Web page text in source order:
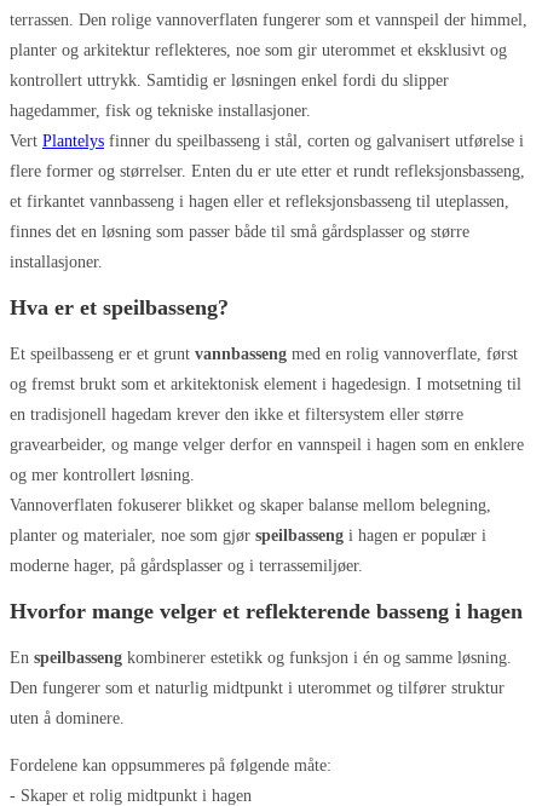
Alternativene
kan
velges
på
produktsiden
terrassen. Den rolige vannoverflaten fungerer som et vannspeil der himmel,
planter og arkitektur reflekteres, noe som gir uterommet et eksklusivt og
kontrollert uttrykk. Samtidig er løsningen enkel fordi du slipper
hagedammer, fisk og tekniske installasjoner.
Vert Plantelys finner du speilbasseng i stål, corten og galvanisert utførelse i
flere former og størrelser. Enten du er ute etter et rundt refleksjonsbasseng,
et firkantet vannbasseng i hagen eller et refleksjonsbasseng til uteplassen,
finnes det en løsning som passer både til små gårdsplasser og større
installasjoner.
Hva er et speilbasseng?
Et speilbasseng er et grunt vannbasseng med en rolig vannoverflate, først
og fremst brukt som et arkitektonisk element i hagedesign. I motsetning til
en tradisjonell hagedam krever den ikke et filtersystem eller større
gravearbeider, og mange velger derfor en vannspeil i hagen som en enklere
og mer kontrollert løsning.
Vannoverflaten fokuserer blikket og skaper balanse mellom belegning,
planter og materialer, noe som gjør speilbasseng i hagen er populær i
moderne hager, på gårdsplasser og i terrassemiljøer.
Hvorfor mange velger et reflekterende basseng i hagen
En speilbasseng kombinerer estetikk og funksjon i én og samme løsning.
Den fungerer som et naturlig midtpunkt i uterommet og tilfører struktur
uten å dominere.
Fordelene kan oppsummeres på følgende måte:
- Skaper et rolig midtpunkt i hagen